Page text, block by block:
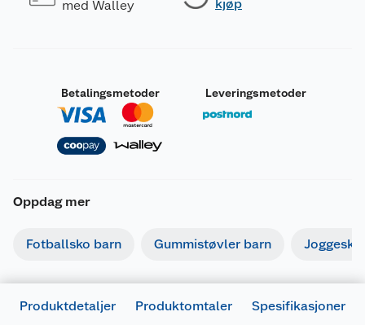
med Walley kjøp
Betalingsmetoder Leveringsmetoder
Oppdag mer
Fotballsko barn Gummistøvler barn Joggesko
Produktdetaljer Produktomtaler Spesifikasjoner